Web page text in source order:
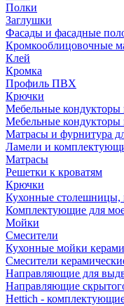
Полки
Заглушки
Фасады и фасадные
Кромкооблицовочные
Клей
Кромка
Профиль ПВХ
Крючки
Мебельные
Мебельные
Матрасы и фурнитура
Ламели и
Матрасы
Решетки к кроватям
Крючки
Кухонные столешницы,
Комплектующие для
Мойки
Смесители
Кухонные мойки
Смесители
Направляющие для
Направляющие
Hettich -